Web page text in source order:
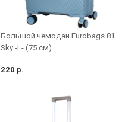
Большой чемодан Eurobags 81
Sky -L- (75 см)
220 р.